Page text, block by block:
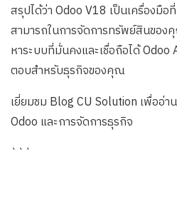
สรุปได้ว่า Odoo V18 เป็นเครื่องมือ
สามารถในการจัดการทรัพย์สินขอ
หาระบบที่มั่นคงและเชื่อถือได้ Odoo
ตอบสำหรับธุรกิจของคุณ
เยี่ยมชม Blog CU Solution เพื่ออ่
Odoo และการจัดการธุรกิจ
```